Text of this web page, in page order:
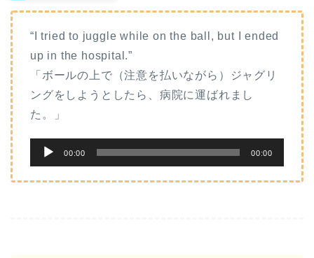
“I tried to juggle while on the ball, but I ended
up in the hospital.”
「ボールの上で（注意を払いながら）ジャグリ
ングをしようとしたら、病院に運ばれまし
た。」
声
プ
00:00 00:00